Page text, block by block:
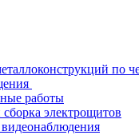
по
работы
электрощитов